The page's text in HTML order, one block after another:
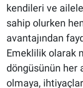
kendileri ve
sahip olurken
avantajından
Emeklilik olarak
döngüsünün her
olmaya,